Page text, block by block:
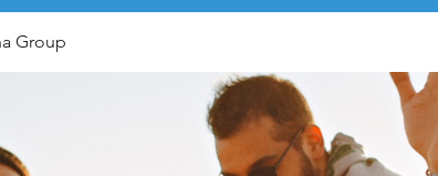
Group